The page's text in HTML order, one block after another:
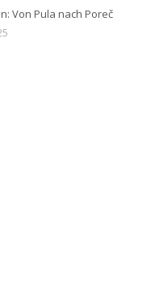
Von Pula nach Poreč